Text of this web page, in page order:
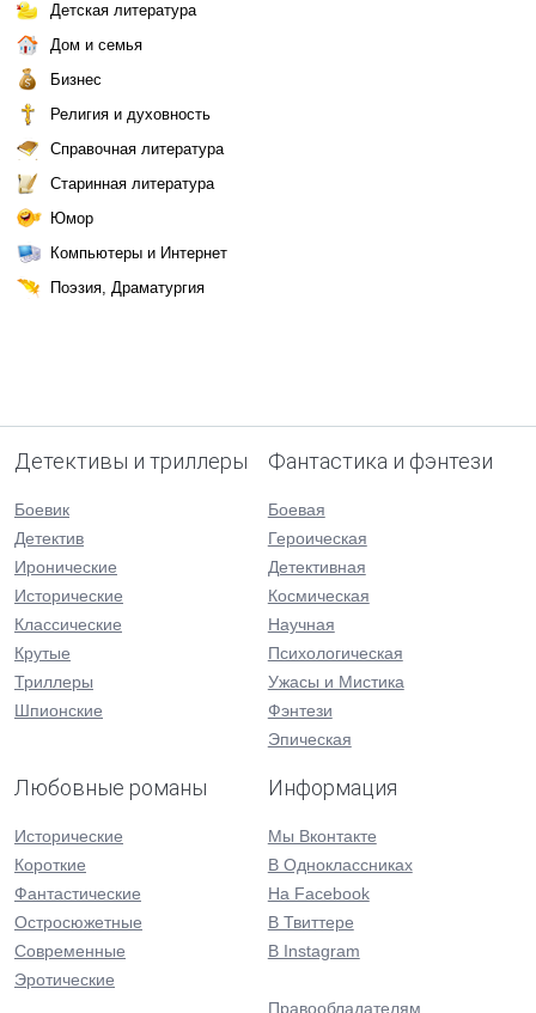
Детская литература
Дом и семья
Бизнес
Религия и духовность
Справочная литература
Старинная литература
Юмор
Компьютеры и Интернет
Поэзия, Драматургия
Детективы и триллеры
Боевик
Детектив
Иронические
Исторические
Классические
Крутые
Триллеры
Шпионские
Фантастика и фэнтези
Боевая
Героическая
Детективная
Космическая
Научная
Психологическая
Ужасы и Мистика
Фэнтези
Эпическая
Любовные романы
Исторические
Короткие
Фантастические
Остросюжетные
Современные
Эротические
Информация
Мы Вконтакте
В Одноклассниках
На Facebook
В Твиттере
В Instagram
Правообладателям